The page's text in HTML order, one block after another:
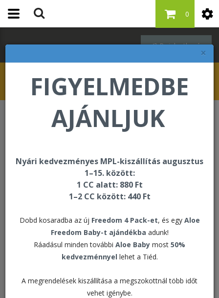
×
FIGYELMEDBE
AJÁNLJUK
Nyári kedvezményes MPL-kiszállítás augusztus
1–15. között:
1 CC alatt: 880 Ft
1–2 CC között: 440 Ft
Dobd kosaradba az új Freedom 4 Pack-et, és egy Aloe
Freedom Baby-t ajándékba adunk!
Ráadásul minden további Aloe Baby most 50%
kedvezménnyel lehet a Tiéd.
A megrendelések kiszállítása a megszokottnál több időt
vehet igénybe.
Bejelentkezés
0
Étrend-kiegészítők
Rendezés:
Megjelenítve: